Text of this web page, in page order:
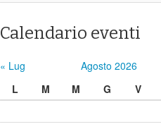
Calendario eventi
« Lug Agosto 2026
L
M M G V